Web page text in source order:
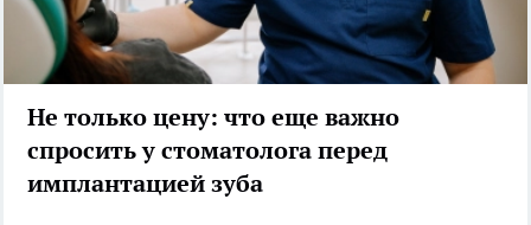
Не только цену: что еще важно
спросить у стоматолога перед
имплантацией зуба